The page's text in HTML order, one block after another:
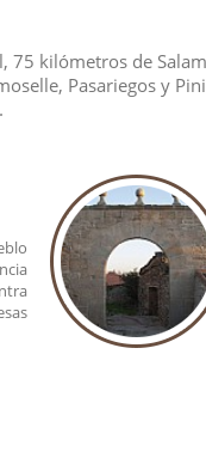
75 kilómetros de
Pasariegos y